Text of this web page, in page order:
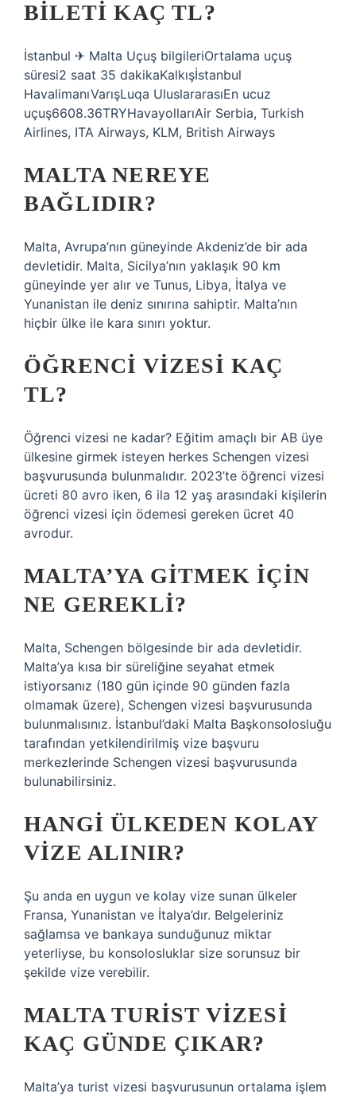
BILETI KAÇ TL?
İstanbul ✈ Malta Uçuş bilgileriOrtalama uçuş
süresi2 saat 35 dakikaKalkışİstanbul
HavalimanıVarışLuqa UluslararasıEn ucuz
uçuş6608.36TRYHavayollarıAir Serbia, Turkish
Airlines, ITA Airways, KLM, British Airways
MALTA NEREYE
BAĞLIDIR?
Malta, Avrupa’nın güneyinde Akdeniz’de bir ada
devletidir. Malta, Sicilya’nın yaklaşık 90 km
güneyinde yer alır ve Tunus, Libya, İtalya ve
Yunanistan ile deniz sınırına sahiptir. Malta’nın
hiçbir ülke ile kara sınırı yoktur.
ÖĞRENCI VIZESI KAÇ
TL?
Öğrenci vizesi ne kadar? Eğitim amaçlı bir AB üye
ülkesine girmek isteyen herkes Schengen vizesi
başvurusunda bulunmalıdır. 2023’te öğrenci vizesi
ücreti 80 avro iken, 6 ila 12 yaş arasındaki kişilerin
öğrenci vizesi için ödemesi gereken ücret 40
avrodur.
MALTA’YA GITMEK IÇIN
NE GEREKLI?
Malta, Schengen bölgesinde bir ada devletidir.
Malta’ya kısa bir süreliğine seyahat etmek
istiyorsanız (180 gün içinde 90 günden fazla
olmamak üzere), Schengen vizesi başvurusunda
bulunmalısınız. İstanbul’daki Malta Başkonsolosluğu
tarafından yetkilendirilmiş vize başvuru
merkezlerinde Schengen vizesi başvurusunda
bulunabilirsiniz.
HANGI ÜLKEDEN KOLAY
VIZE ALINIR?
Şu anda en uygun ve kolay vize sunan ülkeler
Fransa, Yunanistan ve İtalya’dır. Belgeleriniz
sağlamsa ve bankaya sunduğunuz miktar
yeterliyse, bu konsolosluklar size sorunsuz bir
şekilde vize verebilir.
MALTA TURIST VIZESI
KAÇ GÜNDE ÇIKAR?
Malta’ya turist vizesi başvurusunun ortalama işlem